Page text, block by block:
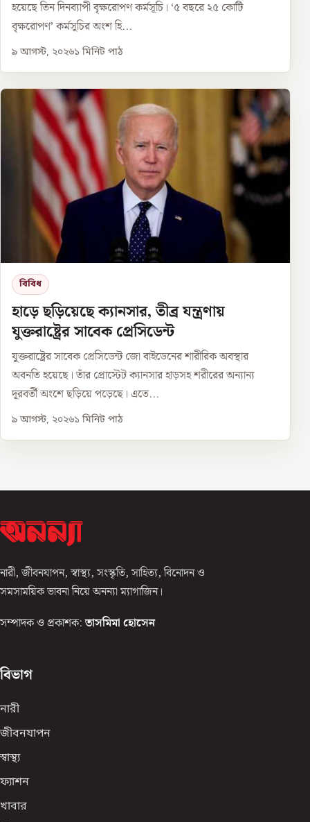
হয়েছে তিন দিনব্যাপী বৃক্ষরোপণ কর্মসূচি। ‘৫ বছরে ২৫ কোটি
বৃক্ষরোপণ’ কর্মসূচির অংশ হি...
৯ আগস্ট, ২০২৬১ মিনিট পাঠ
বিবিধ
হাড়ে ছড়িয়েছে ক্যানসার, তীব্র যন্ত্রণায়
যুক্তরাষ্ট্রের সাবেক প্রেসিডেন্ট
যুক্তরাষ্ট্রের সাবেক প্রেসিডেন্ট জো বাইডেনের শারীরিক অবস্থার
অবনতি হয়েছে। তাঁর প্রোস্টেট ক্যানসার হাড়সহ শরীরের অন্যান্য
দূরবর্তী অংশে ছড়িয়ে পড়েছে। এতে...
৯ আগস্ট, ২০২৬১ মিনিট পাঠ
নারী, জীবনযাপন, স্বাস্থ্য, সংস্কৃতি, সাহিত্য, বিনোদন ও
সমসাময়িক ভাবনা নিয়ে অনন্যা ম্যাগাজিন।
সম্পাদক ও প্রকাশক: তাসমিমা হোসেন
বিভাগ
নারী
জীবনযাপন
স্বাস্থ্য
ফ্যাশন
খাবার